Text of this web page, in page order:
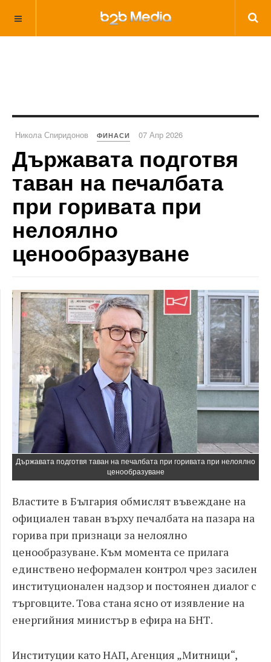
Никола Спиридонов ФИНАСИ 07 Апр 2026
Държавата подготвя
таван на печалбата
при горивата при
нелоялно
ценообразуване
Държавата подготвя таван на печалбата при горивата при нелоялно
ценообразуване
Властите в България обмислят въвеждане на
официален таван върху печалбата на пазара на
горива при признаци за нелоялно
ценообразуване. Към момента се прилага
единствено неформален контрол чрез засилен
институционален надзор и постоянен диалог с
търговците. Това стана ясно от изявление на
енергийния министър в ефира на БНТ.
Институции като НАП, Агенция „Митници“,